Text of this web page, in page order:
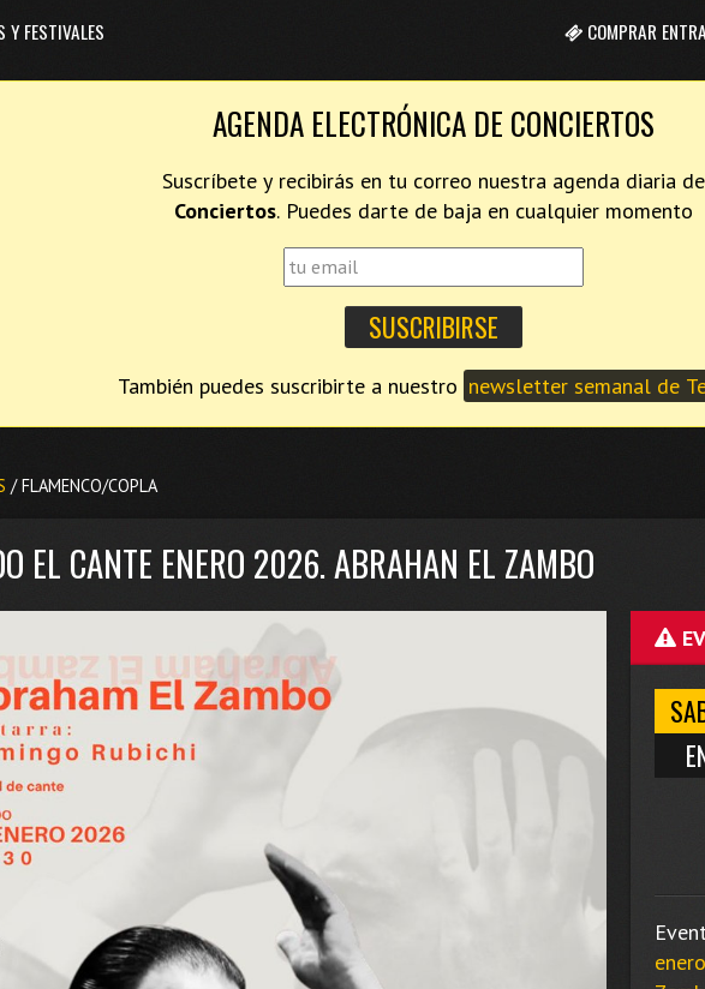
COMPRAR
Y FESTIVALES
AGENDA ELECTRÓNICA DE CONCIERTOS
Suscríbete y recibirás en tu correo nuestra agenda diaria de
Conciertos. Puedes darte de baja en cualquier momento
También puedes suscribirte a nuestro newsletter semanal de
/ FLAMENCO/COPLA
EL CANTE ENERO 2026. ABRAHAN EL ZAMBO